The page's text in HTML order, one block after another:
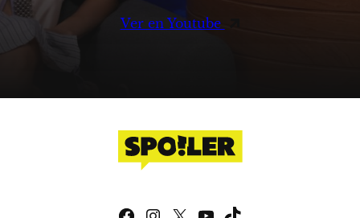
Ver en Youtube
Facebook
Instagram
X YouTube